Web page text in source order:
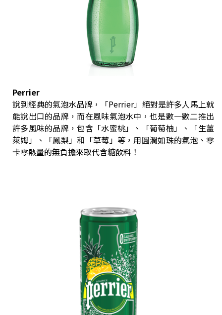
Perrier
說到經典的氣泡水品牌，「Perrier」絕對是許多人馬上就
能說出口的品牌，而在風味氣泡水中，也是數一數二推出
許多風味的品牌，包含「水蜜桃」、「葡萄柚」、「生薑
萊姆」、「鳳梨」和「草莓」等，用圓潤如珠的氣泡、零
卡零熱量的無負擔來取代含糖飲料！